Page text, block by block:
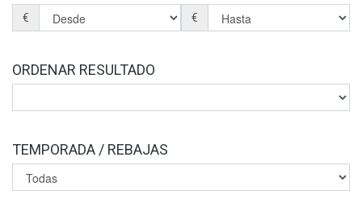
€ €
ORDENAR RESULTADO
TEMPORADA / REBAJAS